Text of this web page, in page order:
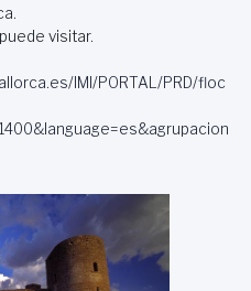
visitar.
IMI/PORTAL/PRD/floc